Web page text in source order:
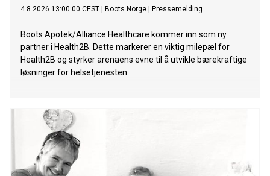
4.8.2026 13:00:00 CEST Boots Norge Pressemelding
Boots Apotek/Alliance Healthcare kommer inn som ny
partner i Health2B. Dette markerer en viktig milepæl for
Health2B og styrker arenaens evne til å utvikle bærekraftige
løsninger for helsetjenesten.